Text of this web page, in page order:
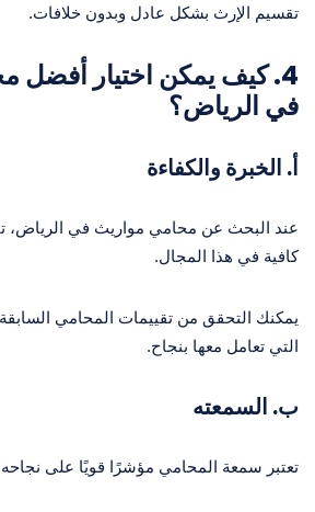
تقسيم الإرث بشكل عادل وبدون خلافات.
4. كيف يمكن اختيار أفضل
في الرياض؟
أ. الخبرة والكفاءة
عند البحث عن محامي مواريث في الرياض،
كافية في هذا المجال.
يمكنك التحقق من تقييمات المحامي
التي تعامل معها بنجاح.
ب. السمعته
تعتبر سمعة المحامي مؤشرًا قويًا على